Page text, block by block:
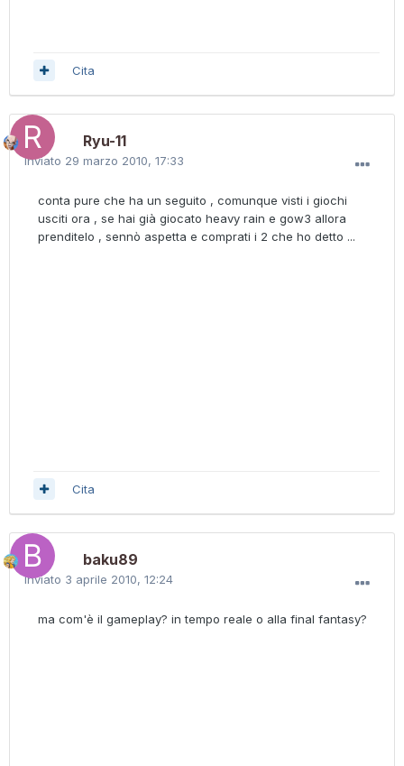
Cita
Ryu-11
Inviato 29 marzo 2010, 17:33
conta pure che ha un seguito , comunque visti i giochi
usciti ora , se hai già giocato heavy rain e gow3 allora
prenditelo , sennò aspetta e comprati i 2 che ho detto ...
Cita
baku89
Inviato 3 aprile 2010, 12:24
ma com'è il gameplay? in tempo reale o alla final fantasy?